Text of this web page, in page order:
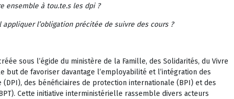
ensemble à tou.te.s les dpi ?
l’obligation précitée de suivre des cours ?
sous l’égide du ministère de la Famille, des Solidarités, du Vivre
but de favoriser davantage l’employabilité et l’intégration des
des bénéficiaires de protection internationale (BPI) et des
Cette initiative interministérielle rassemble divers acteurs